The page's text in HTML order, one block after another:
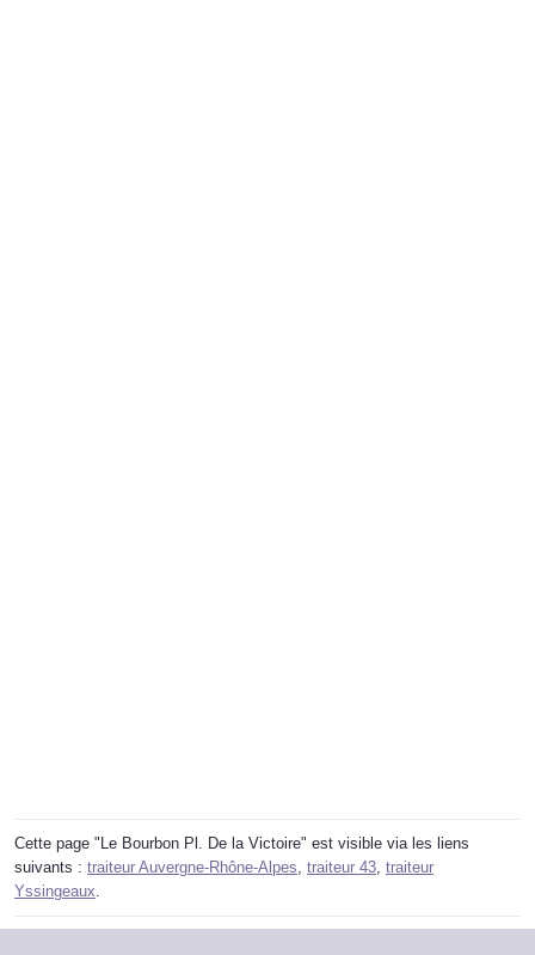
Cette page "Le Bourbon Pl. De la Victoire" est visible via les liens
suivants : traiteur Auvergne-Rhône-Alpes, traiteur 43, traiteur
Yssingeaux.